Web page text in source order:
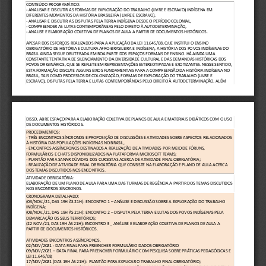
CONTEÚDO PROGRAMÁTICO:
- ANALISAR E DISCUTIR AS FORMAS DE EXPLORAÇÃO DO TRABALHO (LIVRE E ESCRAVO) INDÍGENA EM
DIFERENTES MOMENTOS DA HISTÓRIA BRASILEIRA (LIVRE E ESCRAVO),
- ANALISAR E DISCUTIR AS DISPUTAS PELA TERRA INDÍGENA DESDE O PERÍODO COLONIAL,
- COMPREENDER AS LUTAS CONTEMPORÂNEAS PELO DIREITO À AUTODETERMINAÇÃO,
- ANALISE E ELABORAÇÃO COLETIVA DE PLANOS DE AULA A PARTIR DE DOCUMENTOS HISTÓRICOS.
APESAR DOS ESFORÇOS REALIZADOS PARA A APLICAÇÃO DA LEI 11.645/08, QUE INSTITUI O ENSINO
OBRIGATÓRIO DE HISTÓRIA E CULTURA AFRO-BRASILEIRA E INDÍGENA, A HISTÓRIA DOS POVOS INDÍGENAS DO
BRASIL AINDA SEGUE OBLITERADA EM BOA PARTE DOS ESPAÇOS FORMAIS DE ENSINO. HÁ AINDA UMA
CONSTANTE TENTATIVA DE SILENCIAMENTO DA DIVERSIDADE CULTURAL E DAS DEMANDAS HISTÓRICAS DOS
POVOS ORIGINÁRIOS, QUE SE REFLETE EM REPRESENTAÇÕES ESTEREOTIPADAS E EXOTIZANTES. NESSE SENTIDO,
ESTA FORMAÇÃO DISCUTE ALGUNS EIXOS FUNDAMENTAIS PARA A COMPREENSÃO DA HISTÓRIA INDÍGENA NO
BRASIL, TAIS COMO PROCESSOS DE COLONIZAÇÃO, FORMAS DE EXPLORAÇÃO DO TRABALHO (LIVRE E
ESCRAVO), DISPUTAS PELA TERRA E LUTAS CONTEMPORÂNEAS PELO DIREITO À AUTODETERMINAÇÃO. ALÉM
DISSO, ABRE ESPAÇO PARA A ELABORAÇÃO COLETIVA DE PLANOS DE AULA E MATERIAIS DIDÁTICOS COM O USO
DE DOCUMENTOS HISTÓRICOS.
PROCEDIMENTOS:
- TRÊS ENCONTROS SÍNCRONOS E PROPOSIÇÃO DE DISCUSSÕES E ATIVIDADES SOBRE ASPECTOS RELACIONADOS
À HISTÓRIA DAS POPULAÇÕES INDÍGENAS NO BRASIL,
- ENCONTROS ASSÍNCRONOS DESTINADOS A REALIZAÇÃO DE A TIVIDADES POR MEIO DE FÓRUNS,
FORMULÁRIOS E CHATS DISPONIBILIZADOS NA PLATAFORMA MICROSOFT TEAMS;
- PLANTÃO PARA SANAR DÚVIDAS DOS CURSISTAS ACERCA DE ATIVIDADE FINAL OBRIGATÓRIA;
- REALIZAÇÃO DE ATIVIDADE FINAL OBRIGATÓRIA QUE CONSISTE NA ELABORAÇÃO E PLANO DE AULA ACERCA
DOS TEMAS DISCUTIDOS NOS ENCONTROS.
ATIVIDADE OBRIGATÓRIA:
ELABORAÇÃO DE UM PLANO DE AULA PARA UMA DAS TURMAS DE REGÊNCIA A PARTIR DOS TEMAS DISCUTIDOS
NOS ENCONTROS SÍNCRONOS.
CRONOGRAMA DETALHADO:
(03/NOV./21, DAS 19H ÀS 21H): ENCONTRO 1 – ANÁLISE E DISCUSSÃO SOBRE A EXPLORAÇÃO DO TRABALHO
INDÍGENA;
(08/NOV./21, DAS 19H ÀS 21H): ENCONTRO 2 – DISPUTA PELA TERRA E LUTAS DOS POVOS INDÍGENAS PELA
DEMARCAÇÃO OS SEUS TERRITÓRIOS;
(22 NOV./21, DAS 19H ÀS 21H): ENCONTRO 3 _ ANÁLISE E ELABORAÇÃO COLETIVA DE PLANOS DE AULA A
PARTIR DE DOCUMENTOS HISTÓRICOS.
ATIVIDADES ENCONTROS ASSÍNCRONOS.
02/NOV/2021 - DATA FINAL PARA PREENCHER FORMULÁRIO DADOS OBRIGATÓRIO
09/NOV/2021 – DATA FINAL PARA PREENCHER FORMULÁRIO COM PESQUISA SOBRE PRÁTICAS PEDAGÓGICAS E
LEI 11.645/08;
17/NOV/2021 (DAS 19H ÀS 21H):  PLANTÃO PARA EXPLICAR O TRABALHO FINAL OBRIGATÓRIO;